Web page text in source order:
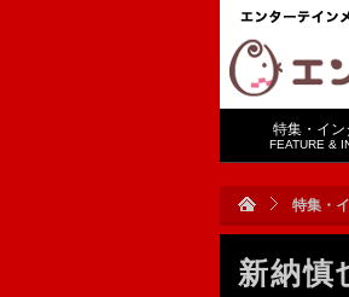
特集・イン
FEATURE &
特集・
新納慎